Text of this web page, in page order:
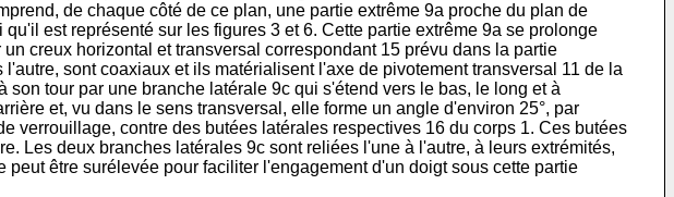
de chaque côté de ce plan, une partie extrême 9a proche du plan de
est représenté sur les figures 3 et 6. Cette partie extrême 9a se prolonge
creux horizontal et transversal correspondant 15 prévu dans la partie
sont coaxiaux et ils matérialisent l'axe de pivotement transversal 11 de la
tour par une branche latérale 9c qui s'étend vers le bas, le long et à
et, vu dans le sens transversal, elle forme un angle d'environ 25°, par
verrouillage, contre des butées latérales respectives 16 du corps 1. Ces butées
Les deux branches latérales 9c sont reliées l'une à l'autre, à leurs extrémités,
être surélevée pour faciliter l'engagement d'un doigt sous cette partie